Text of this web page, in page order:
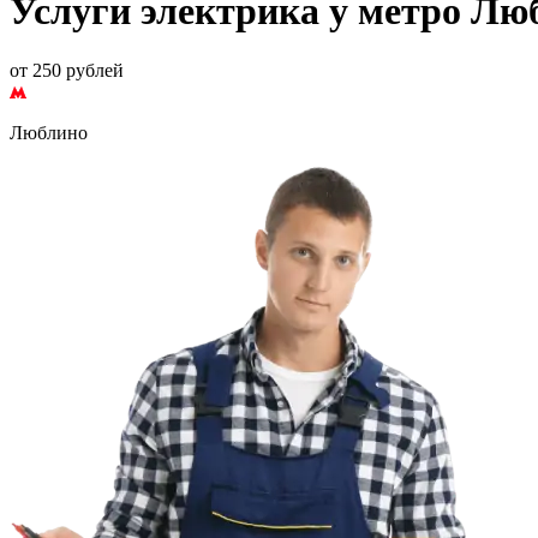
Услуги электрика у метро
от 250 рублей
Люблино